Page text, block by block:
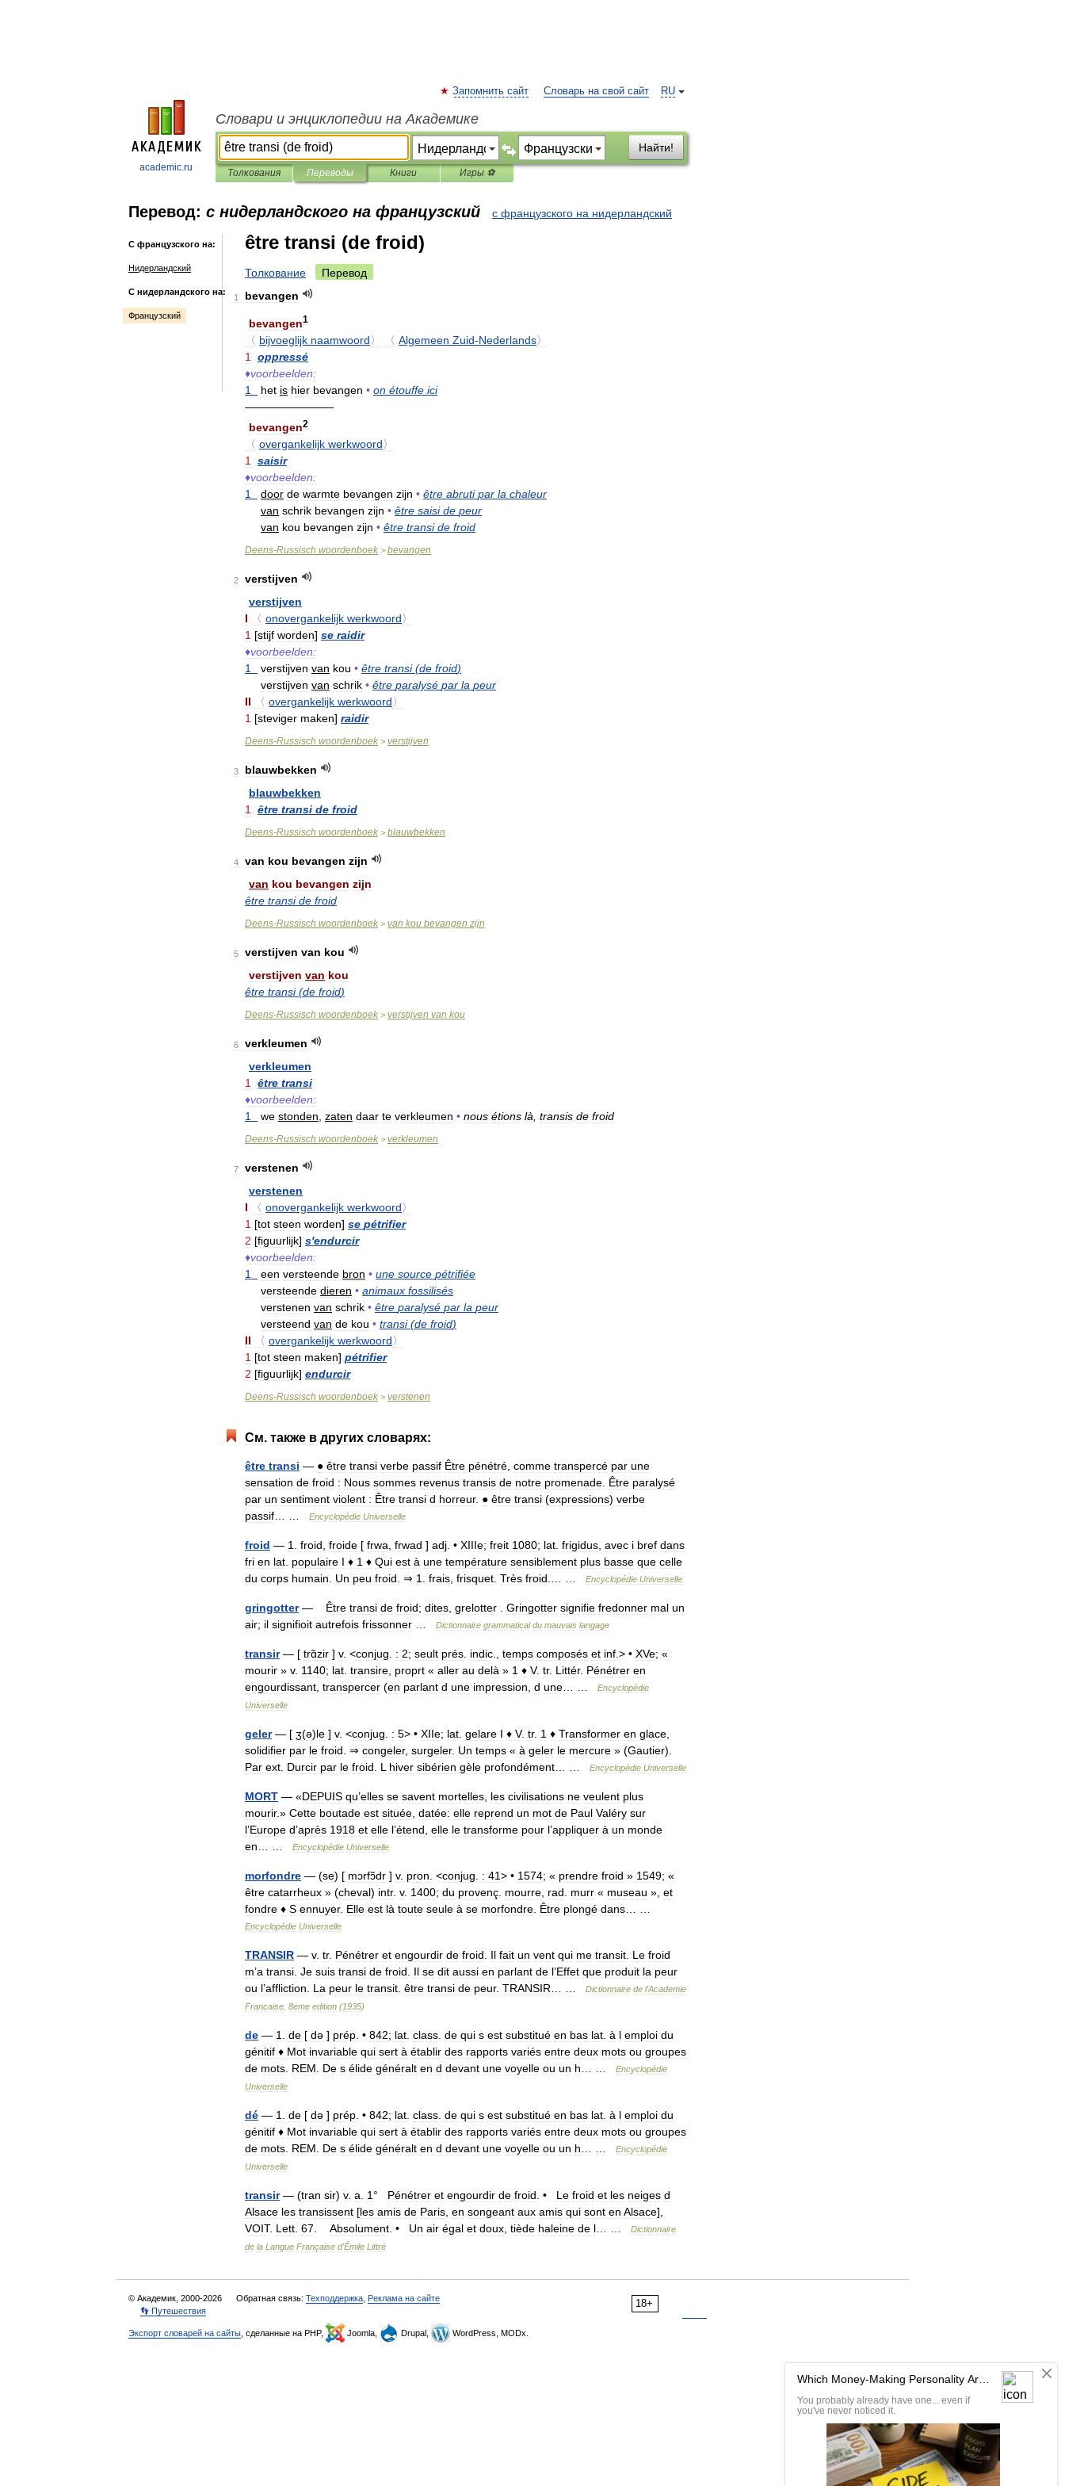
academic.ru
RU
Запомнить сайт Словарь на свой сайт
Словари и энциклопедии на Академике
Найти!
Толкования Переводы Книги Игры ⚽
Перевод: с нидерландского на французский с французского на нидерландский
С французского на:
Нидерландский
С нидерландского на:
Французский
être transi (de froid)
Толкование Перевод
1 bevangen
bevangen1
〈 bijvoeglijk naamwoord〉 〈 Algemeen Zuid-Nederlands〉
1
oppressé
♦voorbeelden:
1
het is hier bevangen • on étouffe ici
————————
bevangen2
〈 overgankelijk werkwoord〉
1 saisir
♦voorbeelden:
1
door de warmte bevangen zijn • être abruti par la chaleur
van schrik bevangen zijn • être saisi de peur
van kou bevangen zijn • être transi de froid
Deens-Russisch woordenboek > bevangen
2
verstijven
verstijven
I
〈 onovergankelijk werkwoord〉
1 [stijf worden] se raidir
♦voorbeelden:
1
verstijven van kou • être transi(de froid)
verstijven van schrik • être paralysé par la peur
II
〈 overgankelijk werkwoord〉
1 [steviger maken] raidir
Deens-Russisch woordenboek > verstijven
3
blauwbekken
blauwbekken
1 être transi de froid
Deens-Russisch woordenboek > blauwbekken
4 van kou bevangen zijn
van kou bevangen zijn
être transi de froid
Deens-Russisch woordenboek > van kou bevangen zijn
5 verstijven van kou
verstijven van kou
être transi(de froid)
Deens-Russisch woordenboek > verstijven van kou
6
verkleumen
verkleumen
1 être transi
♦voorbeelden:
1
we stonden, zaten daar te verkleumen • nous étions là, transis de froid
Deens-Russisch woordenboek > verkleumen
7
verstenen
verstenen
I
〈 onovergankelijk werkwoord〉
1 [tot steen worden] se pétrifier
2 [figuurlijk] s'endurcir
♦voorbeelden:
1
een versteende bron • une source pétrifiée
versteende dieren • animaux fossilisés
verstenen van schrik • être paralysé par la peur
versteend van de kou • transi(de froid)
II
〈 overgankelijk werkwoord〉
1 [tot steen maken] pétrifier
2 [figuurlijk] endurcir
Deens-Russisch woordenboek > verstenen
См. также в других словарях:
être transi — ● être transi verbe passif Être pénétré, comme transpercé par une
sensation de froid : Nous sommes revenus transis de notre promenade. Être paralysé
par un sentiment violent : Être transi d horreur. ● être transi (expressions) verbe
passif… … Encyclopédie Universelle
froid — 1. froid, froide [ frwa, frwad ] adj. • XIIIe; freit 1080; lat. frigidus, avec i bref dans
fri en lat. populaire I ♦ 1 ♦ Qui est à une température sensiblement plus basse que celle
du corps humain. Un peu froid. ⇒ 1. frais, frisquet. Très froid.… … Encyclopédie Universelle
gringotter— Être transi de froid; dites, grelotter . Gringotter signifie fredonner mal un
air; il signifioit autrefois frissonner … Dictionnaire grammatical du mauvais langage
transir— [ trɑ̃zir ] v. <conjug. : 2; seult prés. indic., temps composés et inf.> • XVe; «
mourir » v. 1140; lat. transire, proprt « aller au delà » 1 ♦ V. tr. Littér. Pénétrer en
engourdissant, transpercer (en parlant d une impression, d une… …
Encyclopédie
Universelle
geler— [ ʒ(ə)le ] v. <conjug. : 5> • XIIe; lat. gelare I ♦ V. tr. 1 ♦ Transformer en glace,
solidifier par le froid. ⇒ congeler, surgeler. Un temps « à geler le mercure » (Gautier).
Par ext. Durcir par le froid. L hiver sibérien gèle profondément… … Encyclopédie Universelle
MORT — «DEPUIS qu’elles se savent mortelles, les civilisations ne veulent plus
mourir.» Cette boutade est située, datée: elle reprend un mot de Paul Valéry sur
l’Europe d’après 1918 et elle l’étend, elle le transforme pour l’appliquer à un monde
en… … Encyclopédie Universelle
morfondre — (se) [ mɔrfɔ̃dr ] v. pron. <conjug. : 41> • 1574; « prendre froid » 1549; «
être catarrheux » (cheval) intr. v. 1400; du provenç. mourre, rad. murr « museau », et
fondre ♦ S ennuyer. Elle est là toute seule à se morfondre. Être plongé dans… …
Encyclopédie Universelle
TRANSIR — v. tr. Pénétrer et engourdir de froid. Il fait un vent qui me transit. Le froid
m’a transi. Je suis transi de froid. Il se dit aussi en parlant de l’Effet que produit la peur
ou l’affliction. La peur le transit. être transi de peur. TRANSIR… … Dictionnaire de l'Academie
Francaise 8eme edition (1935)
de — 1. de [ də ] prép. • 842; lat. class. de qui s est substitué en bas lat. à l emploi du
génitif ♦ Mot invariable qui sert à établir des rapports variés entre deux mots ou groupes
de mots. REM. De s élide généralt en d devant une voyelle ou un h… …
Encyclopédie
Universelle
dé — 1. de [ də ] prép. • 842; lat. class. de qui s est substitué en bas lat. à l emploi du
génitif ♦ Mot invariable qui sert à établir des rapports variés entre deux mots ou groupes
de mots. REM. De s élide généralt en d devant une voyelle ou un h… …
Encyclopédie
Universelle
transir— (tran sir) v. a. 1° Pénétrer et engourdir de froid. • Le froid et les neiges d
Alsace les transissent [les amis de Paris, en songeant aux amis qui sont en Alsace],
VOIT. Lett. 67. Absolument. • Un air égal et doux, tiède haleine de l… …
Dictionnaire
de la Langue Française d'Émile Littré
18+
© Академик, 2000-2026 Обратная связь: Техподдержка
Реклама на сайте
👣 Путешествия
Экспорт словарей на сайты , сделанные на PHP, Joomla, Drupal, WordPress, MODx.